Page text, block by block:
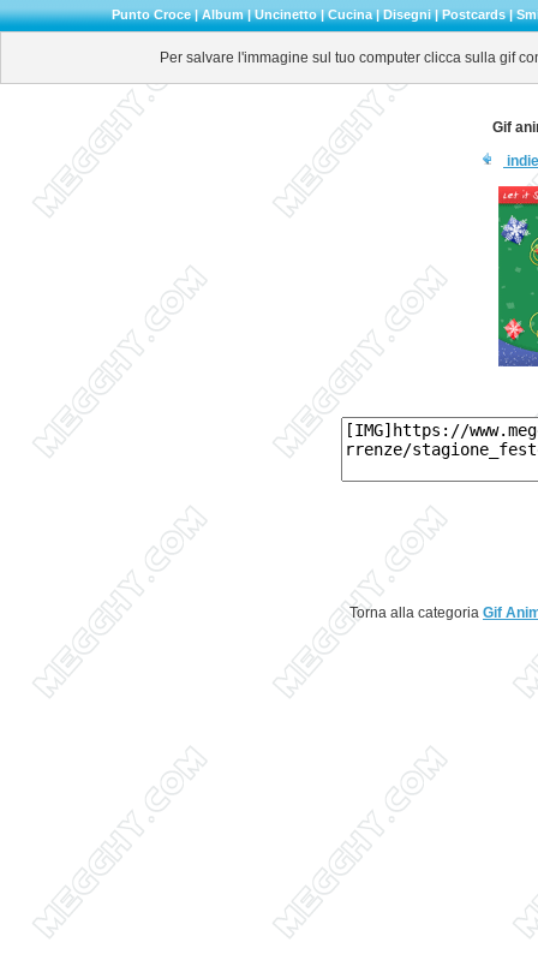
Punto Croce|Album|Uncinetto|Cucina|Disegni|Postcards|
Per salvare l'immagine sul tuo computer clicca sulla gif
Gif
Torna alla categoria Gif